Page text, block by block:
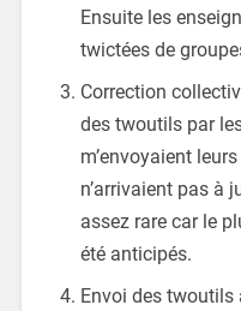
Ensuite les
twictées de
Correction
des twoutils par
m’envoyaient
n’arrivaient pas à
assez rare car le
été anticipés.
Envoi des twoutils